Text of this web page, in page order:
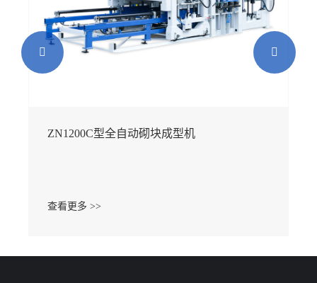
ZN1200C型全自动砌块成型机
查看更多 >>
 